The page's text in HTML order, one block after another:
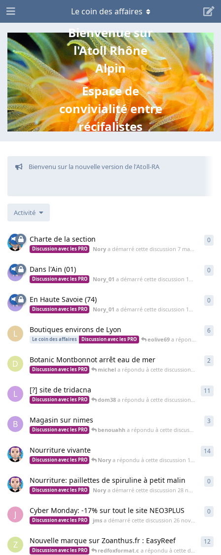
Bienvenue sur
l'Atoll Rhône
Alpin
Espace de
convivialité entre
récifalistes
Bienvenu sur la nouvelle version de l'Atoll-RA
Le coin des affaires
Activité
Charte de la section
Discussion avec les PRO Nory a démarré cette discussion7 mars 2012
0
N Dans l'Ain (01)
Discussion avec les PRO Nory_01 a démarré cette discussion 16 avr. 2008
0
N En Haute Savoie (74)
Discussion avec les PRO Nory_01 a démarré cette discussion 16 avr. 2008
0
L Boutiques environs de Lyon
Le coin des affaires Discussion avec les PRO eolive69a répondu à cette discussion
6
D Botanic Montbonnot arrêt eau de mer
Discussion avec les PRO michel a répondu à cette discussion 17 mars
2
L [?] site de tridacna
Discussion avec les PRO dom38 a répondu à cette discussion 29 sept.
11
B Magasin sur nimes
Discussion avec les PRO benouahh a répondu à cette discussion
3
Nourriture vivante
Discussion avec les PRO Nory a répondu à cette discussion 1 déc. 2017
14
Nourriture: paillettes de spiruline à petit malin
Discussion avec les PRO Nory a démarré cette discussion28 nov. 2017
0
J Cyber Monday: -17% sur tout le site NEO3PLUS
Discussion avec les PRO jms a démarré cette discussion26 nov. 2017
0
Z Nouvelle marque sur Zoanthus.fr : EasyReef
Discussion avec les PRO redfoxformat.c a répondu à cette discussion
12